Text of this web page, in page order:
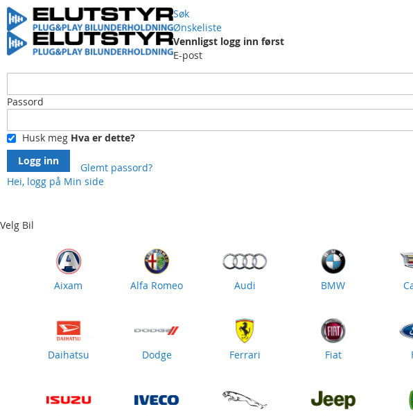
Søk
Ønskeliste
Vennligst logg inn først
E-post
Passord
Husk meg Hva er dette?
Logg inn
Glemt passord?
Hei, logg på Min side
Content
Velg Bil
Aixam Alfa Romeo Audi BMW
Daihatsu Dodge Ferrari Fiat